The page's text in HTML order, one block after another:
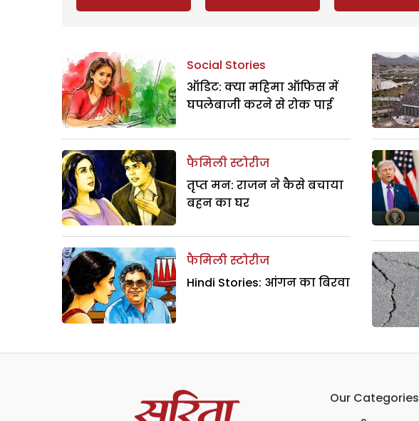
Social Stories
ऑडिट: क्या महिमा ऑफिस में
घपलेबाजी करने से रोक पाई
फैमिली स्टोरीज
तृप्त मन: राजन ने कैसे बचाया
बहन का घर
फैमिली स्टोरीज
Hindi Stories: आंगन का बिरवा
Our Categories